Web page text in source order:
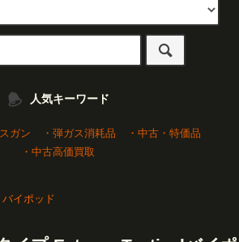
人気キーワード
ガン ・弾ガス消耗品
・中古・特価品
・中古高価買取
バイポッド